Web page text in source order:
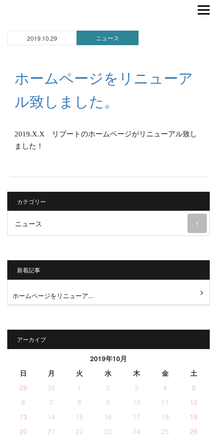
2019.10.29 ニュース
ホームページをリニューア
ル致しました。
2019.X.X リブートのホームページがリニューアル致し
ました！
カテゴリー
ニュース 1
新着記事
ホームページをリニューア...
アーカイブ
2019年10月
日
月 火 水 木 金
土
29
30 1 2 3 4
5
6
7 8 9 10 11
12
13
14 15 16 17 18
19
20
21 22 23 24 25 26